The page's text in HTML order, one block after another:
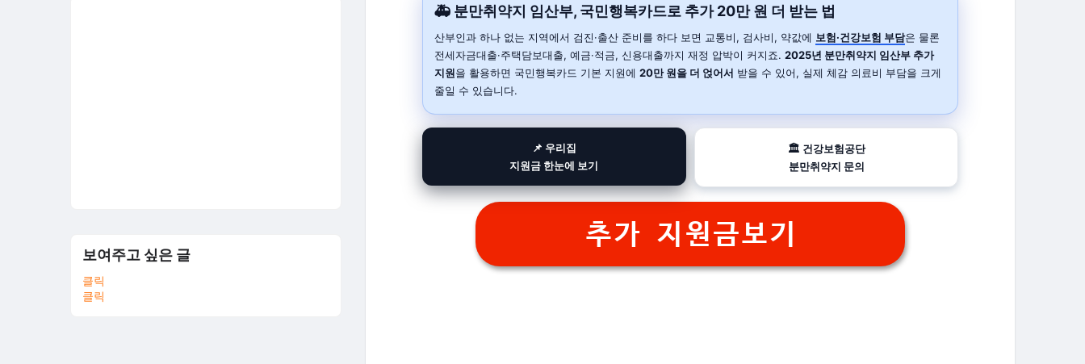
🚑 분만취약지 임산부, 국민행복카드로 추가 20만 원 더 받는 법
산부인과 하나 없는 지역에서 검진·출산 준비를 하다 보면 교통비, 검사비, 약값에 보험·건강보험 부담은 물론
전세자금대출·주택담보대출, 예금·적금, 신용대출까지 재정 압박이 커지죠. 2025년 분만취약지 임산부 추가
지원을 활용하면 국민행복카드 기본 지원에 20만 원을 더 얹어서 받을 수 있어, 실제 체감 의료비 부담을 크게
줄일 수 있습니다.
📌 우리집
지원금 한눈에 보기
🏛️ 건강보험공단
분만취약지 문의
추가 지원금보기
보여주고 싶은 글
클릭
클릭